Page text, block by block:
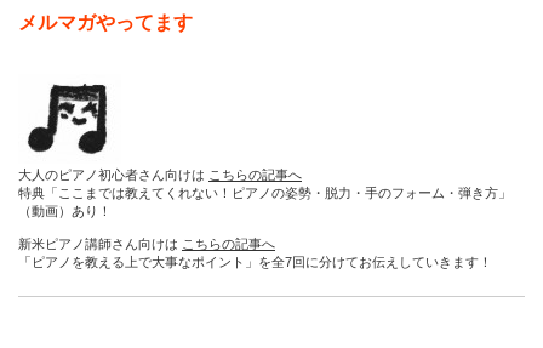
メルマガやってます
大人のピアノ初心者さん向けは こちらの記事へ
特典「ここまでは教えてくれない！ピアノの姿勢・脱力・手のフォーム・弾き方」
（動画）あり！
新米ピアノ講師さん向けは こちらの記事へ
「ピアノを教える上で大事なポイント」を全7回に分けてお伝えしていきます！